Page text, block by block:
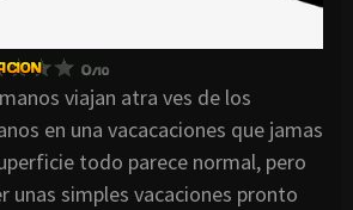
viajan atra ves de los
en una vacacaciones que jamas
todo parece normal, pero
unas simples vacaciones pronto